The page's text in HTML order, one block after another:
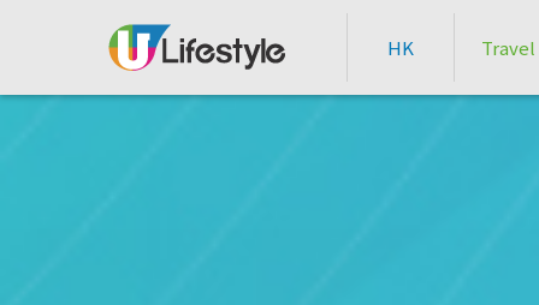
HK Travel